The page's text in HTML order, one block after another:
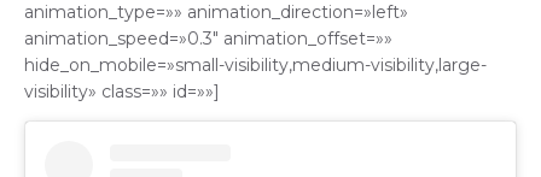
animation_type=»» animation_direction=»left»
animation_speed=»0.3″ animation_offset=»»
hide_on_mobile=»small-visibility,medium-visibility,large-
visibility» class=»» id=»»]